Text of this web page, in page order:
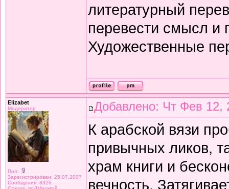
литературный
перевести смысл и
Художественные
Elizabet
Модератор
Пол:
Зарегистрирован: 25.07.2007
Сообщения: 8326
Добавлено: Чт Фев 12,
К арабской вязи
привычных ликов,
храм книги и
вечность.